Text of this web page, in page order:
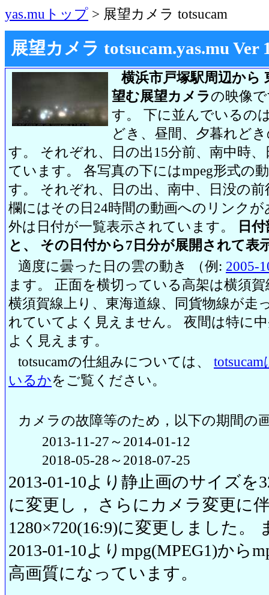
yas.muトップ > 展望カメラ totsucam
展望カメラ totsucam.yas.mu Ver
横浜市戸塚駅周辺から
望む展望カメラの映像
す。 下に並んでいるの
どき、昼間、夕暮れど
す。 それぞれ、日の出15分前、南中時
ています。 各写真の下にはmpeg形式の
す。 それぞれ、日の出、南中、日没の
欄にはその日24時間の動画へのリンク
外は日付が一覧表示されています。
日
と、 その日付から7日分が展開されて表
適度に曇った日の雲の動き （例: 2005-
ます。 正面を横切っている高架は横須
横須賀線上り、東海道線、同貨物線が走
れていてよく見えません。 夜間は特に
よく見えます。
totsucamの仕組みについては、
いるかをご覧ください。
カメラの故障等のため，以下の期間の
2013-11-27～2014-01-12
2018-05-28～2018-07-25
2013-01-10より静止画のサイズを
に変更し， さらにカメラ変更に
1280×720(16:9)に変更しました。
2013-01-10よりmpg(MPEG1)から
高画質になっています。